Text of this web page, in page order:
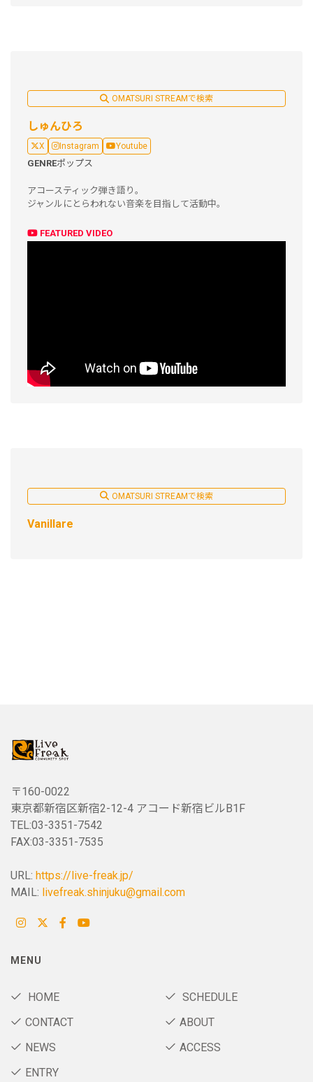
OMATSURI STREAMで検索
しゅんひろ
X Instagram Youtube
GENREポップス
アコースティック弾き語り。
ジャンルにとらわれない音楽を目指して活動中。
FEATURED VIDEO
OMATSURI STREAMで検索
Vanillare
〒160-0022
東京都新宿区新宿2-12-4 アコード新宿ビルB1F
TEL:03-3351-7542
FAX:03-3351-7535
URL: https://live-freak.jp/
MAIL: livefreak.shinjuku@gmail.com
MENU
HOME
SCHEDULE
CONTACT
ABOUT
NEWS
ACCESS
ENTRY